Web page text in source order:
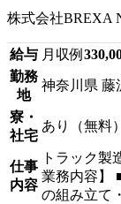
株式会社BREXA
給与 月収例
勤務
地
神奈川県 藤
寮・
社宅
あり（無料）
仕事
内容
トラック
業務内容】
の組み立て